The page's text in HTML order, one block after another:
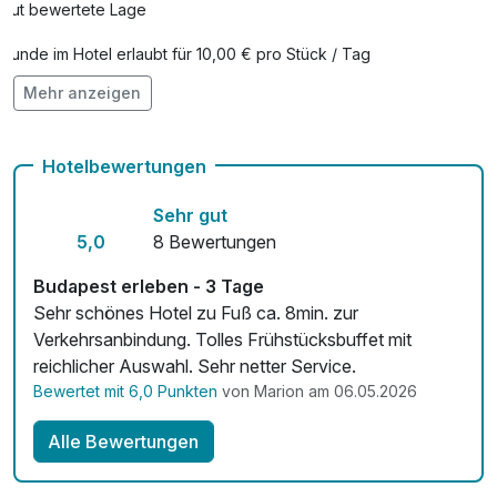
Aufenthalt. Täglich machen wir unsere Kontrollgänge
durch das Hotel, holen uns Streicheleinheiten ab, spielen
mit unseren Freunden aus der Nachbarschaft und
erkunden das wunderschöne Budapest.
Auch ihr solltet euch diese tolle Stadt anschauen, also
besucht uns doch einfach mal. Wir freuen uns auf euch!
Gut bewertete Lage
Hunde im Hotel erlaubt für 10,00 € pro Stück / Tag
Check-out bis 12 Uhr
Mit Hotelbar
Mehr anzeigen
Hotelbewertungen
5,0
Sehr gut
8 Bewertungen
Budapest erleben - 3 Tage
Sehr schönes Hotel zu Fuß ca. 8min. zur
Verkehrsanbindung. Tolles Frühstücksbuffet mit
reichlicher Auswahl. Sehr netter Service.
Bewertet mit 6,0 Punkten von Marion am 06.05.2026
Alle Bewertungen